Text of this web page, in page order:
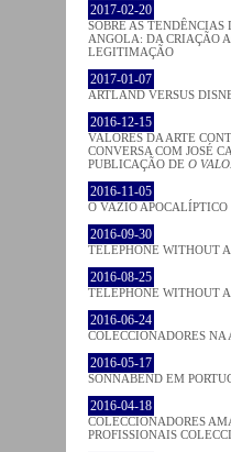
2017-02-20
SOBRE AS
ANGOLA: DA CRIAÇÃO
LEGITIMAÇÃO
2017-01-07
ARTLAND VERSUS
2016-12-15
VALORES DA ARTE
CONVERSA COM JOSÉ
PUBLICAÇÃO DE O
2016-11-05
O VAZIO APOCALÍPTICO
2016-09-30
TELEPHONE WITHOUT
2016-08-25
TELEPHONE WITHOUT A
2016-06-24
COLECCIONADORES NA
2016-05-17
SONNABEND EM
2016-04-18
COLECCIONADORES
PROFISSIONAIS